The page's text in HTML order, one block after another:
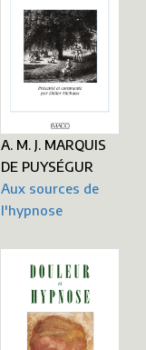
A. M. J. MARQUIS
DE PUYSÉGUR
Aux sources de
l'hypnose